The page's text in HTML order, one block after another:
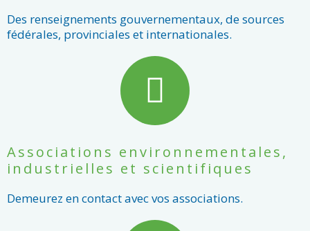
Des renseignements gouvernementaux, de sources
fédérales, provinciales et internationales.
Associations environnementales,
industrielles et scientifiques
Demeurez en contact avec vos associations.